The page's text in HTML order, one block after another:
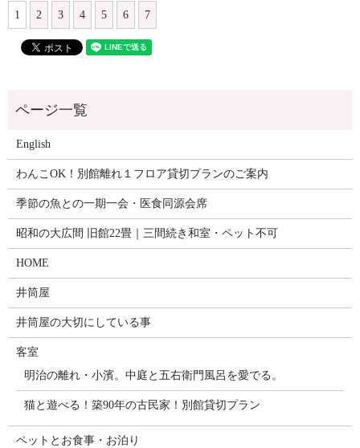
1 2 3 4 5 6 7
English
わんこOK！別館離れ１フロア貸切プランのご案内
季節の魚との一期一会・医食同源会席
昭和の大広間 旧館22畳｜三間続き和室・ペット不可
HOME
井筒屋
井筒屋の大切にしている事
客室
明治の離れ・小濱。中庭と五右衛門風呂を愛でる。
猫と遊べる！築90年の古民家！別館貸切プラン
ペットとお食事・お泊り